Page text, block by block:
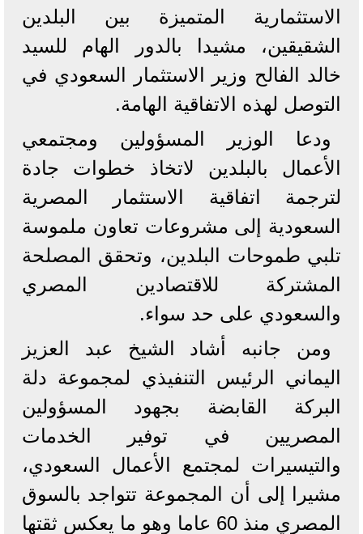
الاستثمارية المتميزة بين البلدين
الشقيقين، مشيدا بالدور الهام للسيد
خالد الفالح وزير الاستثمار السعودي في
التوصل لهذه الاتفاقية الهامة.
ودعا الوزير المسؤولين ومجتمعي
الأعمال بالبلدين لاتخاذ خطوات جادة
لترجمة اتفاقية الاستثمار المصرية
السعودية إلى مشروعات تعاون ملموسة
تلبي طموحات البلدين، وتحقق المصلحة
المشتركة للاقتصادين المصري
والسعودي على حد سواء.
ومن جانبه أشاد الشيخ عبد العزيز
اليماني الرئيس التنفيذي لمجموعة دلة
البركة القابضة بجهود المسؤولين
المصريين في توفير الخدمات
والتيسيرات لمجتمع الأعمال السعودي،
مشيرا إلى أن المجموعة تتواجد بالسوق
المصري منذ 60 عاما وهو ما يعكس ثقتها